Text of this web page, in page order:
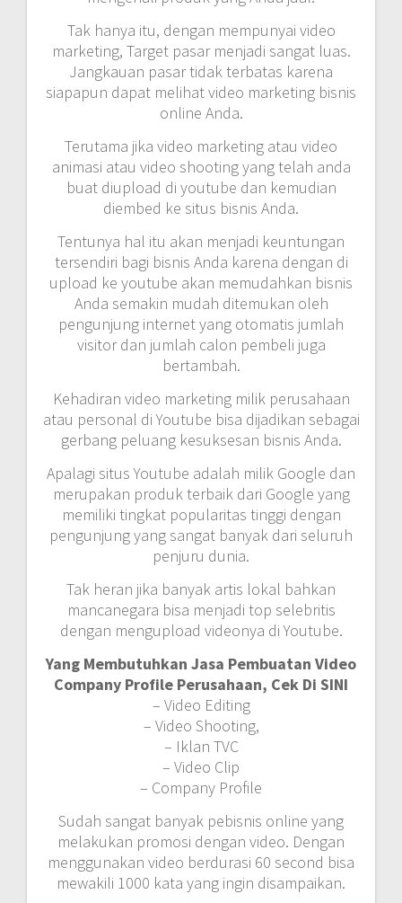
Tak hanya itu, dengan mempunyai video
marketing, Target pasar menjadi sangat luas.
Jangkauan pasar tidak terbatas karena
siapapun dapat melihat video marketing bisnis
online Anda.
Terutama jika video marketing atau video
animasi atau video shooting yang telah anda
buat diupload di youtube dan kemudian
diembed ke situs bisnis Anda.
Tentunya hal itu akan menjadi keuntungan
tersendiri bagi bisnis Anda karena dengan di
upload ke youtube akan memudahkan bisnis
Anda semakin mudah ditemukan oleh
pengunjung internet yang otomatis jumlah
visitor dan jumlah calon pembeli juga
bertambah.
Kehadiran video marketing milik perusahaan
atau personal di Youtube bisa dijadikan sebagai
gerbang peluang kesuksesan bisnis Anda.
Apalagi situs Youtube adalah milik Google dan
merupakan produk terbaik dari Google yang
memiliki tingkat popularitas tinggi dengan
pengunjung yang sangat banyak dari seluruh
penjuru dunia.
Tak heran jika banyak artis lokal bahkan
mancanegara bisa menjadi top selebritis
dengan mengupload videonya di Youtube.
Yang Membutuhkan Jasa Pembuatan Video
Company Profile Perusahaan, Cek Di SINI
– Video Editing
– Video Shooting,
– Iklan TVC
– Video Clip
– Company Profile
Sudah sangat banyak pebisnis online yang
melakukan promosi dengan video. Dengan
menggunakan video berdurasi 60 second bisa
mewakili 1000 kata yang ingin disampaikan.